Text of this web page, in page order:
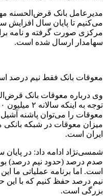
مدیرعامل بانک قرض‌الحسنه
می‌کنیم تا پایان سال افزایش
مرکزی صورت گرفته و نامه
سهامدار ارسال شده است.
معوقات بانک فقط نیم درصد
وی درباره معوقات بانک
معوقات را می‌توان پاشنه آشیل
میزان معوقات در شبکه
ایران است.
است. اما برنامه عملیاتی ما
نیم درصد حفظ کنیم که با این
بزرگی است.